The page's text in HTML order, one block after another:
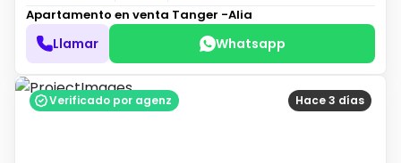
Apartamento en venta Tanger -Alia
Llamar Whatsapp
Hace 3 días
Verificado por agenz